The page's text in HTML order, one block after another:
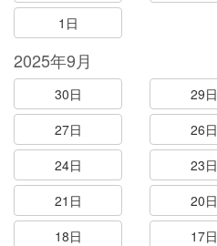
1日
2025年9月
30日 29日
27日
26日
24日
23日
21日
20日
18日
17日